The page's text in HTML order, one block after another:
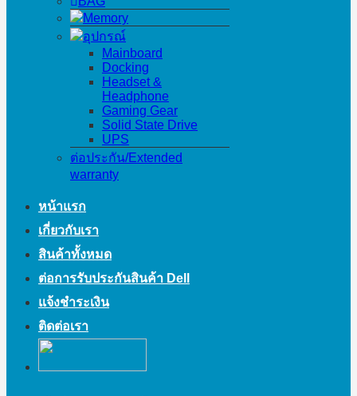
Memory
อุปกรณ์
Mainboard
Docking
Headset &
Headphone
Gaming Gear
Solid State Drive
UPS
ต่อประกัน/Extended
warranty
หน้าแรก
เกี่ยวกับเรา
สินค้าทั้งหมด
ต่อการรับประกันสินค้า Dell
แจ้งชำระเงิน
ติดต่อเรา